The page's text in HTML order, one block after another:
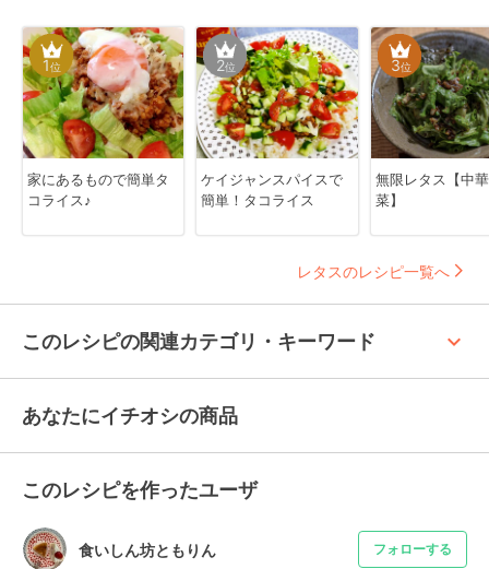
1位
家にあるもので簡単タ
コライス♪
2位
ケイジャンスパイスで
簡単！タコライス
3位
無限レタス【中
菜】
レタスのレシピ一覧へ
このレシピの関連カテゴリ・キーワード keyboard_arrow_up
あなたにイチオシの商品
このレシピを作ったユーザ
食いしん坊ともりん フォローする